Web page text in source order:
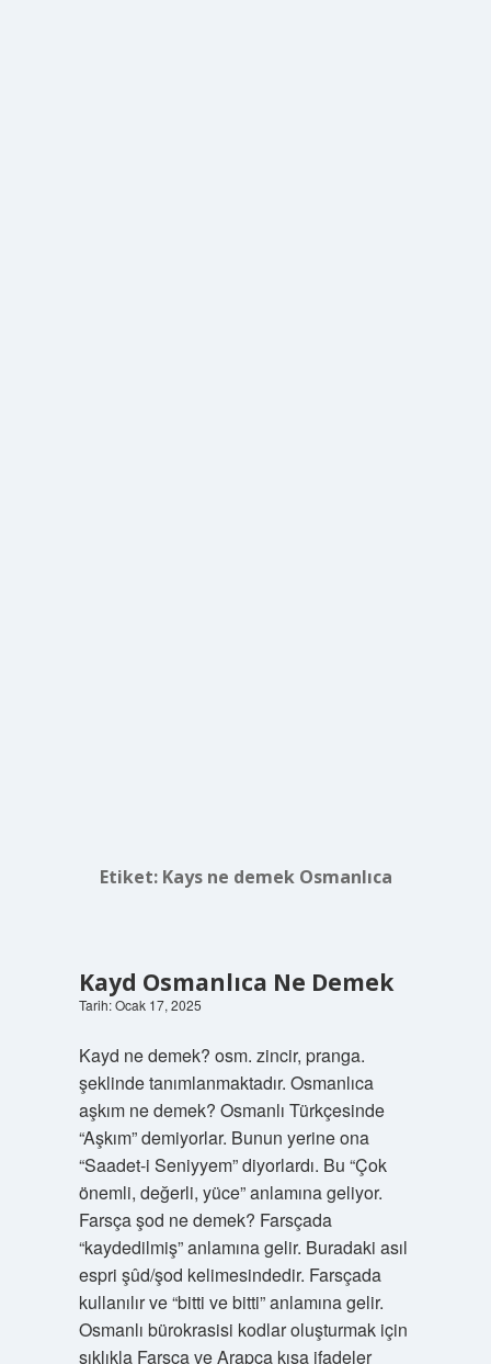
Etiket: Kays ne demek Osmanlıca
Kayd Osmanlıca Ne Demek
Tarih: Ocak 17, 2025
Kayd ne demek? osm. zincir, pranga.
şeklinde tanımlanmaktadır. Osmanlıca
aşkım ne demek? Osmanlı Türkçesinde
“Aşkım” demiyorlar. Bunun yerine ona
“Saadet-i Seniyyem” diyorlardı. Bu “Çok
önemli, değerli, yüce” anlamına geliyor.
Farsça şod ne demek? Farsçada
“kaydedilmiş” anlamına gelir. Buradaki asıl
espri şûd/şod kelimesindedir. Farsçada
kullanılır ve “bitti ve bitti” anlamına gelir.
Osmanlı bürokrasisi kodlar oluşturmak için
sıklıkla Farsça ve Arapça kısa ifadeler